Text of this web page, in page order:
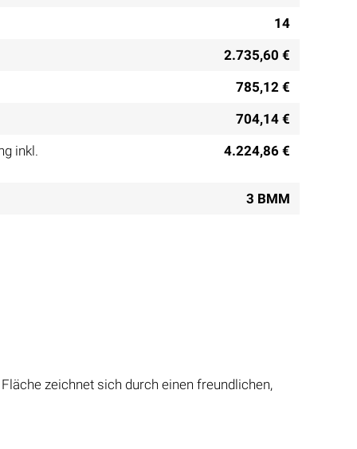
14
2.735,60 €
785,12 €
704,14 €
inkl.
4.224,86 €
3 BMM
zeichnet sich durch einen freundlichen,